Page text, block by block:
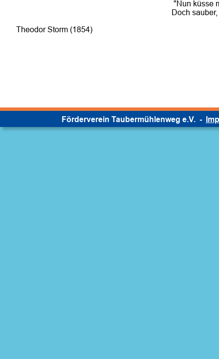
"Nun küsse
Doch
Theodor Storm (1854)
Förderverein Taubermühlenweg e.V.  -